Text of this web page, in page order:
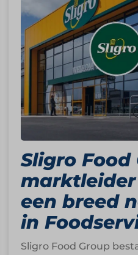
Sligro Food
een breed
in
Sligro Food Group